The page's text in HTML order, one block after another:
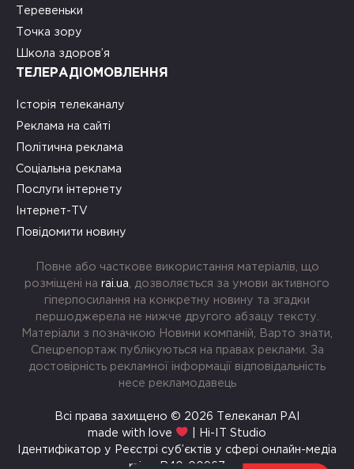
Теревеньки
Точка зору
Школа здоров’я
ТЕЛЕРАДІОМОВЛЕННЯ
Історія телеканалу
Реклама на сайті
Політична реклама
Соціальна реклама
Послуги інтернету
Інтернет-TV
Повідомити новину
Повне або часткове використання матеріалів, що
розміщені на rai.ua , дозволяється за умови активного
гіперпосилання на конкретну новину та згадки
першоджерела не нижче другого абзацу тексту.
Матеріали з позначкою Новини компаній, Варто знати,
Спецрепортаж публікуються на правах реклами. За
достовірність рекламної інформації відповідальність
несе рекламодавець
Всі права захищено © 2026 Телеканал РАІ
made with love
| Hi-IT Studio
Ідентифікатор у Реєстрі суб’єктів у сфері онлайн-медіа
rai.ua R40-00967